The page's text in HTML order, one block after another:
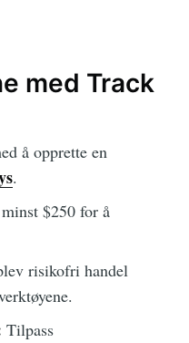
med Track
å opprette en
.
$250 for å
risikofri handel
Tilpass